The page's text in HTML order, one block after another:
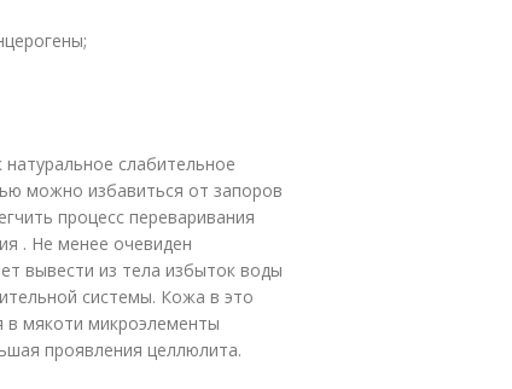
натуральное слабительное
можно избавиться от запоров
процесс переваривания
. Не менее очевиден
вывести из тела избыток воды
системы. Кожа в это
в мякоти микроэлементы
проявления целлюлита.